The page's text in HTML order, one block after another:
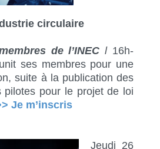
circulaire
de l’INECl16h-
ses membres pour une
suite à la publication des
pilotes pour le projet de loi
Je m’inscris
Jeudi 26